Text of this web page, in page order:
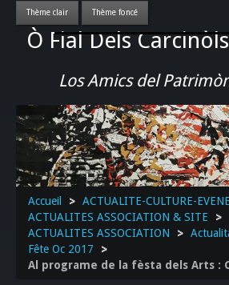
Ò Fial Dels
Los Amics del
Accueil
LES QUERCYNOIS & LEUR
PATRIMOINE
GASTRONOMIE
ACTUALITE-CULTURE-
>>
Accueil > ACTUALITE-CULTURE-
ACTUALITES ASSOCIATION & SITE
>
ACTUALITES ASSOCIATION
>
Fête Oc 2017
>
Al programe de la fèsta dels Arts :